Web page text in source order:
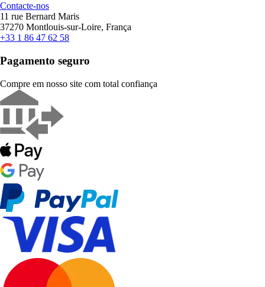
Contacte-nos
11 rue Bernard Maris
37270 Montlouis-sur-Loire, França
+33 1 86 47 62 58
Pagamento seguro
Compre em nosso site com total confiança